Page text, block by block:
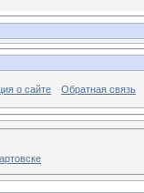
о сайте Обратная связь